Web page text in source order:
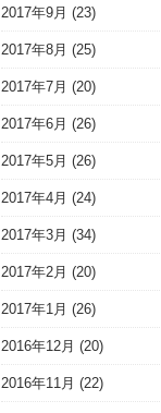
2017年9月 (23)
2017年8月 (25)
2017年7月 (20)
2017年6月 (26)
2017年5月 (26)
2017年4月 (24)
2017年3月 (34)
2017年2月 (20)
2017年1月 (26)
2016年12月 (20)
2016年11月 (22)